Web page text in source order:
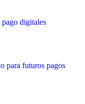
digitales
para futuros pagos